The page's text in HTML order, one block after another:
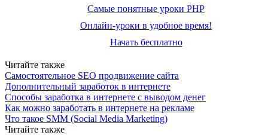
Самые понятные уроки PHP
Онлайн-уроки в удобное время!
Начать бесплатно
Читайте также
Самостоятельное SEO продвижение сайта
Дополнительный заработок в интернете
Способы заработка в интернете с выводом денег
Как можно заработать в интернете на рекламе
Что такое SMM (Social Media Marketing)
Читайте также